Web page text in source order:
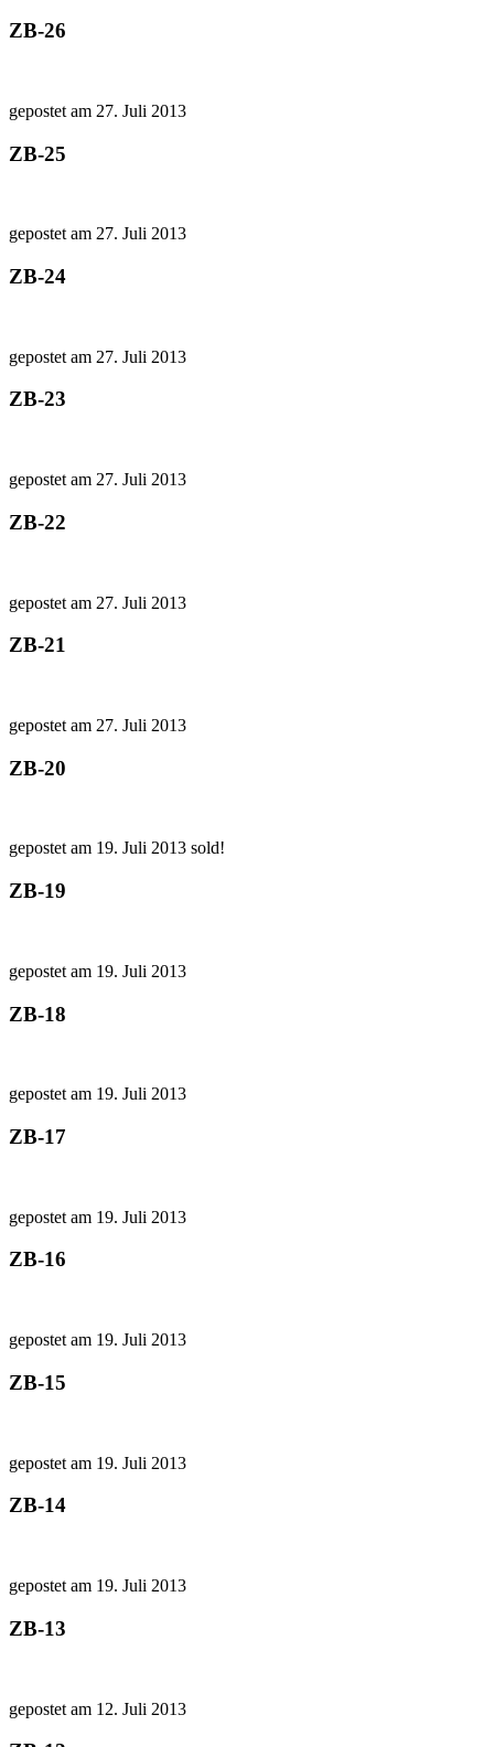
ZB-26
gepostet am 27. Juli 2013
ZB-25
gepostet am 27. Juli 2013
ZB-24
gepostet am 27. Juli 2013
ZB-23
gepostet am 27. Juli 2013
ZB-22
gepostet am 27. Juli 2013
ZB-21
gepostet am 27. Juli 2013
ZB-20
gepostet am 19. Juli 2013 sold!
ZB-19
gepostet am 19. Juli 2013
ZB-18
gepostet am 19. Juli 2013
ZB-17
gepostet am 19. Juli 2013
ZB-16
gepostet am 19. Juli 2013
ZB-15
gepostet am 19. Juli 2013
ZB-14
gepostet am 19. Juli 2013
ZB-13
gepostet am 12. Juli 2013